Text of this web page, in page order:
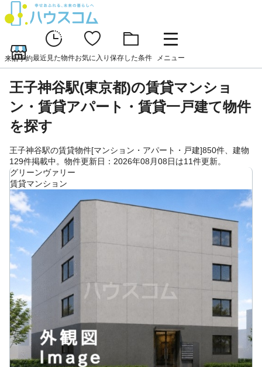
来店予約最近見た物件お気に入り 保存した条件 メニュー
王子神谷駅(東京都)の賃貸マンショ
ン・賃貸アパート・賃貸一戸建て物件
を探す
王子神谷駅の賃貸物件[マンション・アパート・戸建]850件、建物
129件掲載中。物件更新日：2026年08月08日は11件更新。
グリーンヴァリー
賃貸マンション